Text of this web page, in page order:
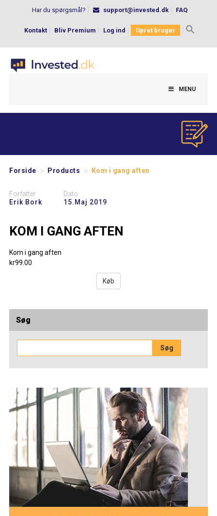
Har du spørgsmål? support@invested.dk FAQ
Kontakt Bliv Premium Log ind Opret bruger
Search
MENU
Forside > Products > Kom i gang aften
Forfatter
Erik Bork
Dato
15.maj 2019
KOM I GANG AFTEN
Kom i gang aften
kr99.00
Køb
Søg